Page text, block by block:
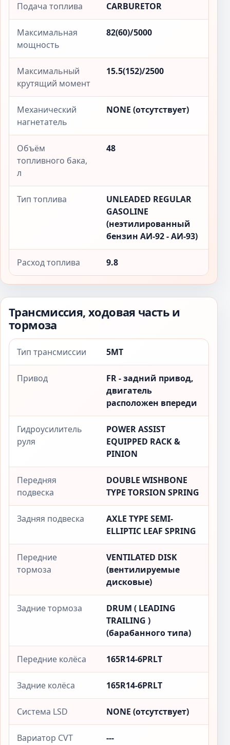
Подача топлива CARBURETOR
Максимальная
мощность
82(60)/5000
Максимальный
крутящий момент
15.5(152)/2500
Механический
нагнетатель
NONE (отсутствует)
Объём
топливного бака,
л
48
Тип топлива
UNLEADED REGULAR
GASOLINE
(неэтилированный
бензин АИ-92 - АИ-93)
Расход топлива 9.8
Трансмиссия, ходовая часть и
тормоза
Тип трансмиссии 5MT
Привод
FR - задний привод,
двигатель
расположен впереди
Гидроусилитель
руля
POWER ASSIST
EQUIPPED RACK &
PINION
Передняя
подвеска
DOUBLE WISHBONE
TYPE TORSION SPRING
Задняя подвеска
AXLE TYPE SEMI-
ELLIPTIC LEAF SPRING
Передние
тормоза
VENTILATED DISK
(вентилируемые
дисковые)
Задние тормоза
DRUM ( LEADING
TRAILING )
(барабанного типа)
Передние колёса 165R14-6PRLT
Задние колёса 165R14-6PRLT
Система LSD NONE (отсутствует)
Вариатор CVT ---